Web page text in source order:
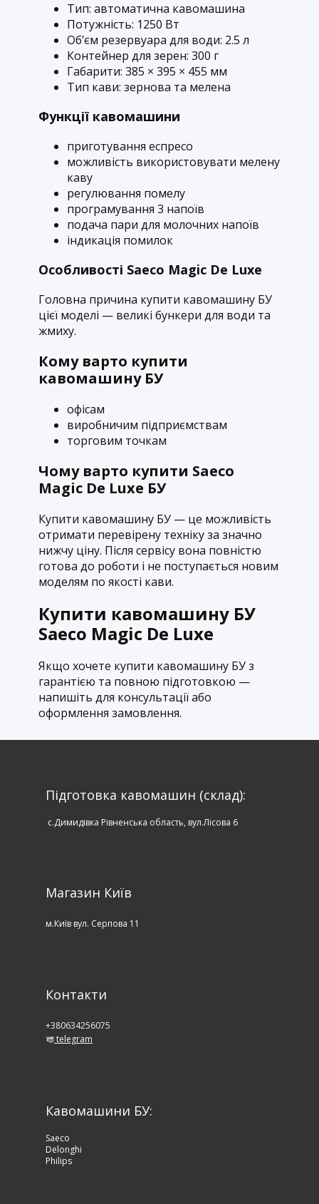
Тип: автоматична кавомашина
Потужність: 1250 Вт
Об’єм резервуара для води: 2.5 л
Контейнер для зерен: 300 г
Габарити: 385 × 395 × 455 мм
Тип кави: зернова та мелена
Функції кавомашини
приготування еспресо
можливість використовувати мелену
каву
регулювання помелу
програмування 3 напоїв
подача пари для молочних напоїв
індикація помилок
Особливості Saeco Magic De Luxe
Головна причина купити кавомашину БУ
цієї моделі — великі бункери для води та
жмиху.
Кому варто купити
кавомашину БУ
офісам
виробничим підприємствам
торговим точкам
Чому варто купити Saeco
Magic De Luxe БУ
Купити кавомашину БУ — це можливість
отримати перевірену техніку за значно
нижчу ціну. Після сервісу вона повністю
готова до роботи і не поступається новим
моделям по якості кави.
Купити кавомашину БУ
Saeco Magic De Luxe
Якщо хочете купити кавомашину БУ з
гарантією та повною підготовкою —
напишіть для консультації або
оформлення замовлення.
Підготовка кавомашин (склад):
c.Димидівка Рівненська область, вул.Лісова 6
Магазин Київ
м.Київ вул. Серпова 11
Контакти
+380634256075
telegram
Кавомашини БУ:
Saeco
Delonghi
Philips